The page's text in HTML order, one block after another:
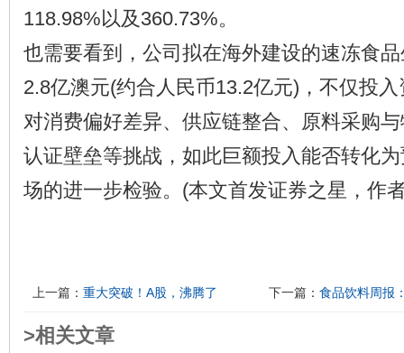
118.98%以及360.73%。
也需要看到，公司拟在海外建设的速冻食
2.8亿澳元(约合人民币13.2亿元)，不仅投
对消费偏好差异、供应链整合、原料采购
认证壁垒等挑战，如此巨额投入能否转化
场的进一步检验。(本文首发证券之星，作
上一篇： 重大突破！A股，沸腾了 下一篇： 食品饮料周报
>相关文章